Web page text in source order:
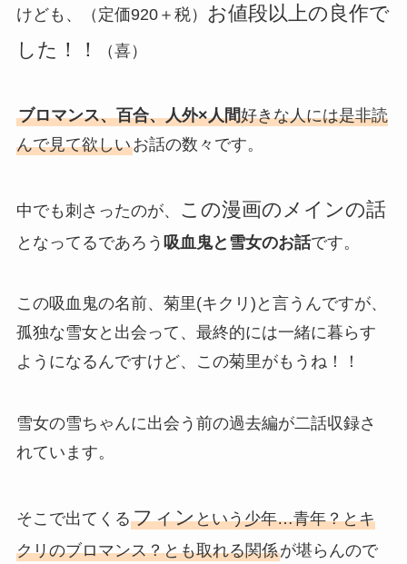
けども、（定価920＋税） お値段以上の良作で
した！！
（喜）
ブロマンス、百合、人外×人間好きな人には是非読
んで見て欲しいお話の数々です。
中でも刺さったのが、 この漫画のメインの話
となってるであろう 吸血鬼と雪女のお話です。
この吸血鬼の名前、菊里(キクリ)と言うんですが、
孤独な雪女と出会って、最終的には一緒に暮らす
ようになるんですけど、この菊里がもうね！！
雪女の雪ちゃんに出会う前の過去編が二話収録さ
れています。
そこで出てくるフィンという少年…青年？とキ
クリのブロマンス？とも取れる関係が堪らんので